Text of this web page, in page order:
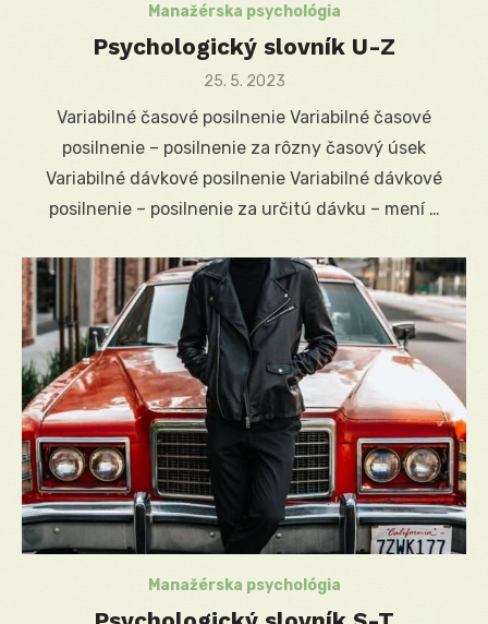
Manažérska psychológia
Psychologický slovník U-Z
Posted
25. 5. 2023
Variabilné časové posilnenie Variabilné časové
posilnenie – posilnenie za rôzny časový úsek
Variabilné dávkové posilnenie Variabilné dávkové
posilnenie – posilnenie za určitú dávku – mení …
Manažérska psychológia